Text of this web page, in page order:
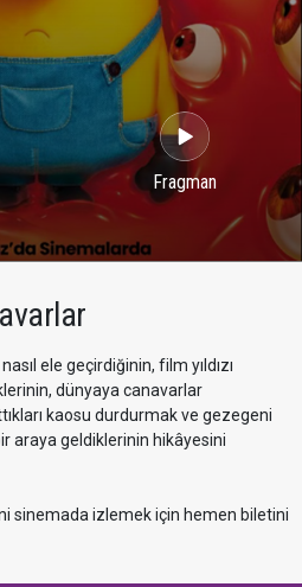
Fragman
ele geçirdiğinin, film yıldızı
dünyaya canavarlar
kaosu durdurmak ve gezegeni
araya geldiklerinin hikâyesini
sinemada izlemek için hemen biletini